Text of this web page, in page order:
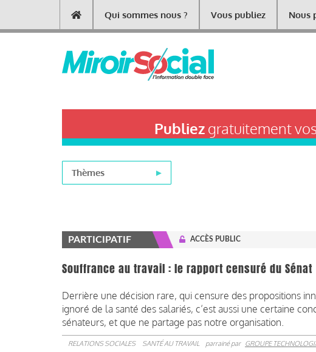
contenu
Main
navigation
Qui sommes nous ? Vous publiez Nous
Publiezgratuitement
Thèmes
PARTICIPATIF ACCÈS PUBLIC
Souffrance au travail : le rapport censuré du Sénat
Derrière une décision rare, qui censure des propositions
ignoré de la santé des salariés, c’est aussi une certaine
sénateurs, et que ne partage pas notre organisation.
RELATIONS SOCIALES SANTÉ AU TRAVAIL parrainé par GROUPE